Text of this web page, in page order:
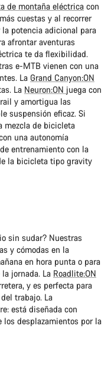
de montaña eléctrica con
cuestas y al recorrer
la potencia adicional para
afrontar aventuras
te da flexibilidad.
e-MTB vienen con una
La Grand Canyon:ON
La Neuron:ON juega con
y amortigua las
suspensión eficaz. Si
mezcla de bicicleta
una autonomía
entrenamiento con la
la bicicleta tipo gravity
sin sudar? Nuestras
y cómodas en la
en hora punta o para
jornada. La Roadlite:ON
y es perfecta para
trabajo. La
está diseñada con
desplazamientos por la